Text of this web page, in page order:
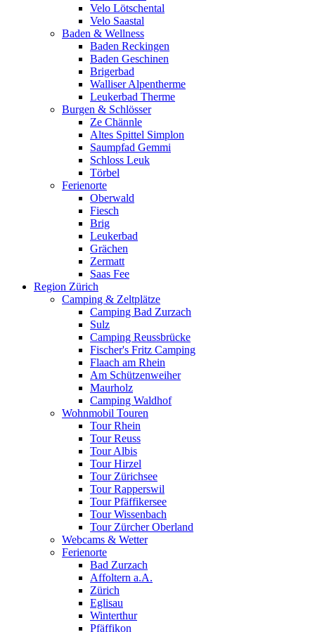
Velo Lötschental
Velo Saastal
Baden & Wellness
Baden Reckingen
Baden Geschinen
Brigerbad
Walliser Alpentherme
Leukerbad Therme
Burgen & Schlösser
Ze Chännle
Altes Spittel Simplon
Saumpfad Gemmi
Schloss Leuk
Törbel
Ferienorte
Oberwald
Fiesch
Brig
Leukerbad
Grächen
Zermatt
Saas Fee
Region Zürich
Camping & Zeltplätze
Camping Bad Zurzach
Sulz
Camping Reussbrücke
Fischer's Fritz Camping
Flaach am Rhein
Am Schützenweiher
Maurholz
Camping Waldhof
Wohnmobil Touren
Tour Rhein
Tour Reuss
Tour Albis
Tour Hirzel
Tour Zürichsee
Tour Rapperswil
Tour Pfäffikersee
Tour Wissenbach
Tour Zürcher Oberland
Webcams & Wetter
Ferienorte
Bad Zurzach
Affoltern a.A.
Zürich
Eglisau
Winterthur
Pfäffikon